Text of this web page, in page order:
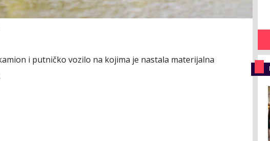
i putničko vozilo na kojima je nastala materijalna